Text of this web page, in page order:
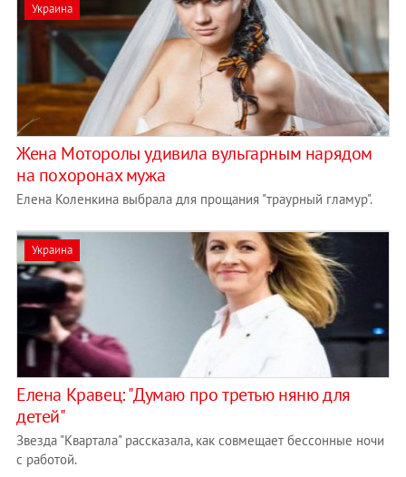
Украина
Жена Моторолы удивила вульгарным нарядом
на похоронах мужа
Елена Коленкина выбрала для прощания "траурный гламур".
Украина
Елена Кравец: "Думаю про третью няню для
детей"
Звезда "Квартала" рассказала, как совмещает бессонные ночи
с работой.